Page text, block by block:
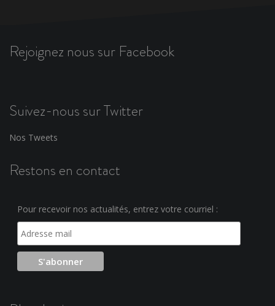
Rejoignez nous sur Facebook
Suivez-nous sur Twitter
Nos Tweets
Restons en contact
Pour recevoir nos actualités, entrez votre courriel :